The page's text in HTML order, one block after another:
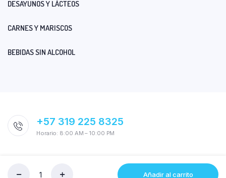
Añadir al carrito
DESAYUNOS Y LÁCTEOS
CARNES Y MARISCOS
BEBIDAS SIN ALCOHOL
+57 319 225 8325
Horario: 8:00 AM – 10:00 PM